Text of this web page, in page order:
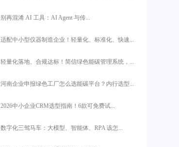
别再混淆 AI 工具：AI Agent 与传...
适配中小型仪器制造企业！轻量化、标准化、快速...
轻量化落地、合规达标！简信绿色能碳管理系统，...
河南企业申报绿色工厂怎么选能碳平台？内行选型...
2026中小企业CRM选型指南！6款可免费试...
数字化三驾马车：大模型、智能体、RPA 该怎...